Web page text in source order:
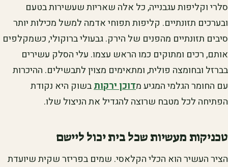
סלרי וקליפות עגבנייה, כל אלה שאריות שעשירות בטעם
ובערכים תזונתיים. קליפות תפוחי אדמה למשל מכילות יותר
סיבים תזונתיים מהפנים של הירק. גבעולי ברוקולי, כשמקלפים
אותם, רכים ומתוקים כמו הראש עצמו. עלי הסלק עשירים
בברזל ובחומצה פולית, ומתאימים מצוין לתבשילים. ההיכרות
עם החומר הגלמי המגיע מדוכן ירקותבשוק היא נקודת
הפתיחה לכל מטבח שרוצה להגדיל את הניצול שלו.
טכניקות מעשיות שכל בית יכול ליישם
הציר העשיר הוא הכלי הקלאסי. שמים בפריזר שקית שיועדת